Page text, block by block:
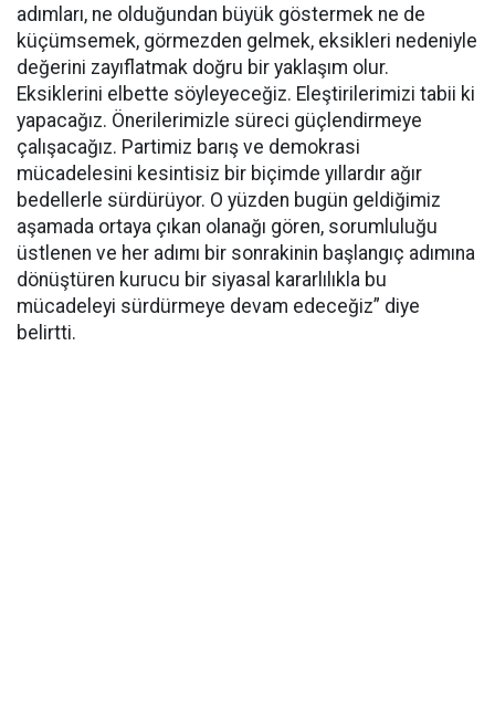
adımları, ne olduğundan büyük göstermek ne de
küçümsemek, görmezden gelmek, eksikleri nedeniyle
değerini zayıflatmak doğru bir yaklaşım olur.
Eksiklerini elbette söyleyeceğiz. Eleştirilerimizi tabii ki
yapacağız. Önerilerimizle süreci güçlendirmeye
çalışacağız. Partimiz barış ve demokrasi
mücadelesini kesintisiz bir biçimde yıllardır ağır
bedellerle sürdürüyor. O yüzden bugün geldiğimiz
aşamada ortaya çıkan olanağı gören, sorumluluğu
üstlenen ve her adımı bir sonrakinin başlangıç adımına
dönüştüren kurucu bir siyasal kararlılıkla bu
mücadeleyi sürdürmeye devam edeceğiz” diye
belirtti.